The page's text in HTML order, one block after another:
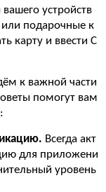
устройств
или подарочные к
карту и ввести C
к важной части
помогут вам
Всегда акт
для приложени
уровень